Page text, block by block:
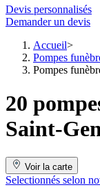
Devis personnalisés
Demander un devis
Accueil
Pompes
Pompes
20
Saint-
Voir la carte
Selectionnés selon